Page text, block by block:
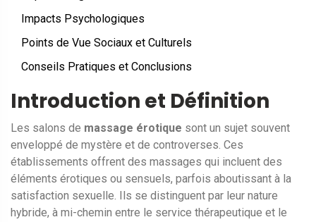
Impacts Psychologiques
Points de Vue Sociaux et Culturels
Conseils Pratiques et Conclusions
Introduction et Définition
Les salons de massage érotique sont un sujet souvent
enveloppé de mystère et de controverses. Ces
établissements offrent des massages qui incluent des
éléments érotiques ou sensuels, parfois aboutissant à la
satisfaction sexuelle. Ils se distinguent par leur nature
hybride, à mi-chemin entre le service thérapeutique et le